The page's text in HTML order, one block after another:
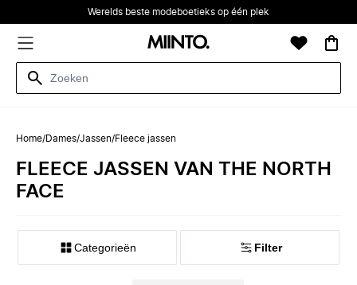
Werelds beste modeboetieks op één plek
Home/Dames/Jassen/Fleece jassen
FLEECE JASSEN VAN THE NORTH
FACE
Categorieën Filter